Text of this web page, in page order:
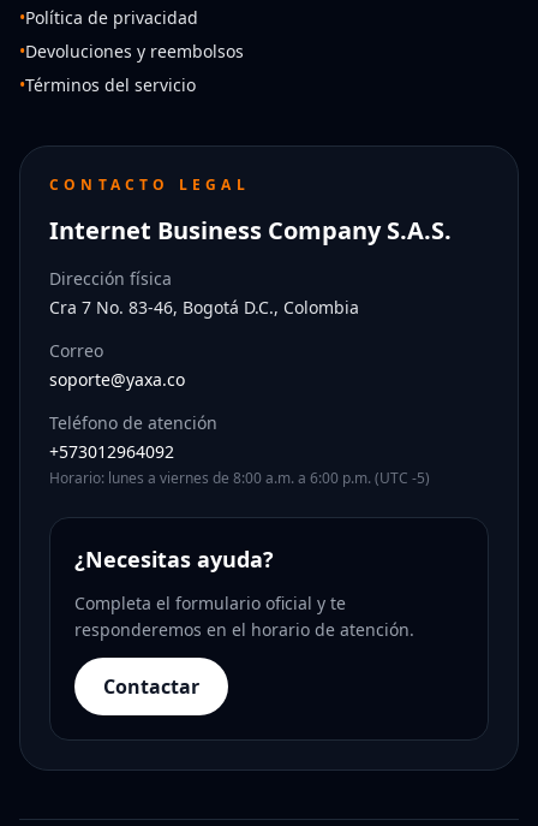
•Política de privacidad
•Devoluciones y reembolsos
•Términos del servicio
CONTACTO LEGAL
Internet Business Company S.A.S.
Dirección física
Cra 7 No. 83-46, Bogotá D.C., Colombia
Correo
soporte@yaxa.co
Teléfono de atención
+573012964092
Horario: lunes a viernes de 8:00 a.m. a 6:00 p.m. (UTC -5)
¿Necesitas ayuda?
Completa el formulario oficial y te
responderemos en el horario de atención.
Contactar